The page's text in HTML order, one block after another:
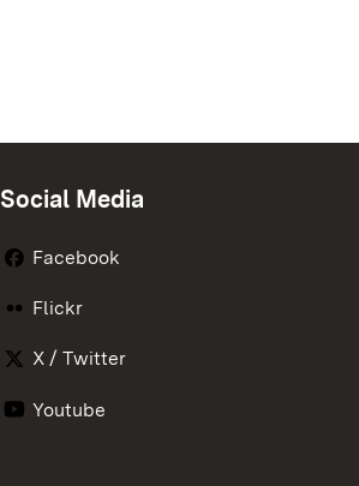
Social Media
Facebook
Flickr
X / Twitter
Youtube